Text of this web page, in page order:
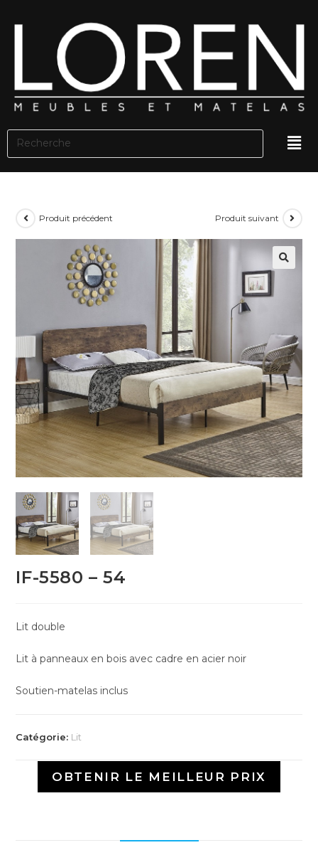
Produit précédent Produit suivant
IF-5580 – 54
Lit double
Lit à panneaux en bois avec cadre en acier noir
Soutien-matelas inclus
Catégorie: Lit
OBTENIR LE MEILLEUR PRIX